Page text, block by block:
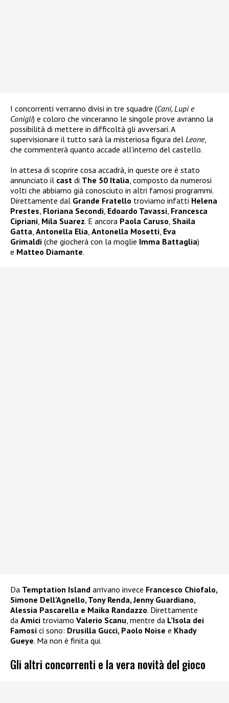
I concorrenti verranno divisi in tre squadre (Cani, Lupi e
Conigli) e coloro che vinceranno le singole prove avranno la
possibilità di mettere in difficoltà gli avversari. A
supervisionare il tutto sarà la misteriosa figura del Leone,
che commenterà quanto accade all’interno del castello.
In attesa di scoprire cosa accadrà, in queste ore è stato
annunciato il cast di The 50 Italia, composto da numerosi
volti che abbiamo già conosciuto in altri famosi programmi.
Direttamente dal Grande Fratello troviamo infatti Helena
Prestes, Floriana Secondi, Edoardo Tavassi, Francesca
Cipriani, Mila Suarez. E ancora Paola Caruso, Shaila
Gatta, Antonella Elia, Antonella Mosetti, Eva
Grimaldi (che giocherà con la moglie Imma Battaglia)
e Matteo Diamante.
Da Temptation Island arrivano invece Francesco Chiofalo,
Simone Dell’Agnello, Tony Renda, Jenny Guardiano,
Alessia Pascarella e Maika Randazzo. Direttamente
da Amici troviamo Valerio Scanu, mentre da L’Isola dei
Famosi ci sono: Drusilla Gucci, Paolo Noise e Khady
Gueye. Ma non è finita qui.
Gli altri concorrenti e la vera novità del gioco